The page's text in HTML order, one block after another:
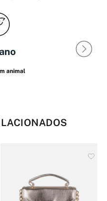
animal